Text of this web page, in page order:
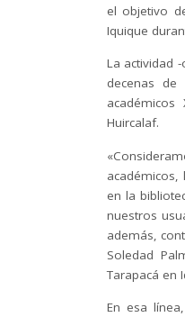
el objetivo
Iquique
La actividad
decenas
Huircalaf.
en la
nuestros
además,
Soledad
Tarapacá en
En esa